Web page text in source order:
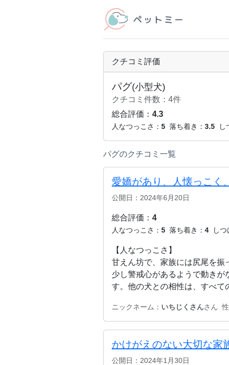
クチコミ評価
パグ(小型犬)
クチコミ件数：4件
総合評価： 4.3
人なつっこさ： 5 落ち着き： 3.5 し
パグのクチコミ一覧
愛嬌があり、人懐っこく
公開日：2024年6月20日
総合評価： 4
人なつっこさ： 5 落ち着き： 4 しつ
【人なつっこさ】
甘えん坊で、家族には尻尾を振
少し警戒心があるようで動きが
す。他の犬との相性は、すべ
ニックネーム： いちじくさんさん
かけがえのない大切な家
公開日：2024年1月30日